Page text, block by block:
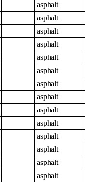
asphalt
asphalt
asphalt
asphalt
asphalt
asphalt
asphalt
asphalt
asphalt
asphalt
asphalt
asphalt
asphalt
asphalt